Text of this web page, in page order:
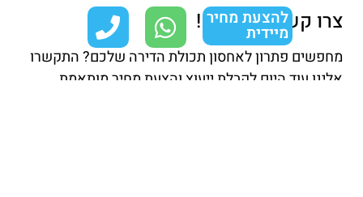
צרו קשר עוד היום!
מחפשים פתרון לאחסון תכולת הדירה שלכם? התקשרו
אלינו עוד היום לקבלת ייעוץ והצעת מחיר מותאמת
להצעת מחיר
מיידית